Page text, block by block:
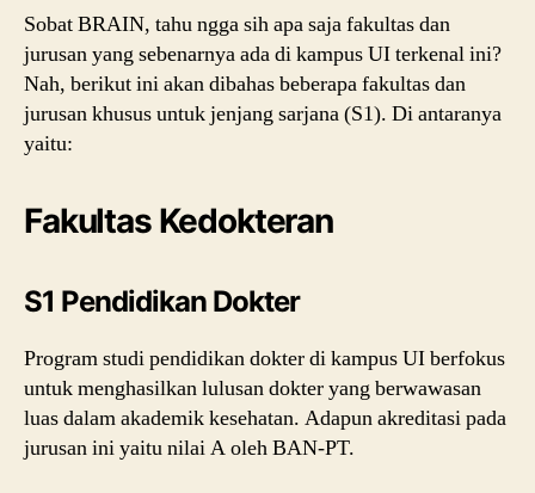
Sobat BRAIN, tahu ngga sih apa saja fakultas dan
jurusan yang sebenarnya ada di kampus UI terkenal ini?
Nah, berikut ini akan dibahas beberapa fakultas dan
jurusan khusus untuk jenjang sarjana (S1). Di antaranya
yaitu:
Fakultas Kedokteran
S1 Pendidikan Dokter
Program studi pendidikan dokter di kampus UI berfokus
untuk menghasilkan lulusan dokter yang berwawasan
luas dalam akademik kesehatan. Adapun akreditasi pada
jurusan ini yaitu nilai A oleh BAN-PT.